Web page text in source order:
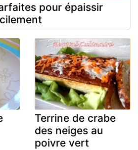
pour épaissir
Terrine de crabe
des neiges au
poivre vert